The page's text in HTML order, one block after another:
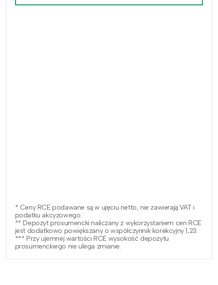
* Ceny RCE podawane są w ujęciu netto, nie zawierają VAT i
podatku akcyzowego.
** Depozyt prosumencki naliczany z wykorzystaniem cen RCE
jest dodatkowo powiększany o współczynnik korekcyjny 1,23.
*** Przy ujemnej wartości RCE wysokość depozytu
prosumenckiego nie ulega zmianie.